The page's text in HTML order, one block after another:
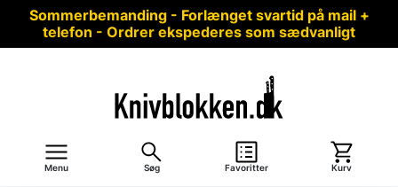
Sommerbemanding - Forlænget svartid på mail +
telefon - Ordrer ekspederes som sædvanligt
Menu Søg Favoritter Kurv